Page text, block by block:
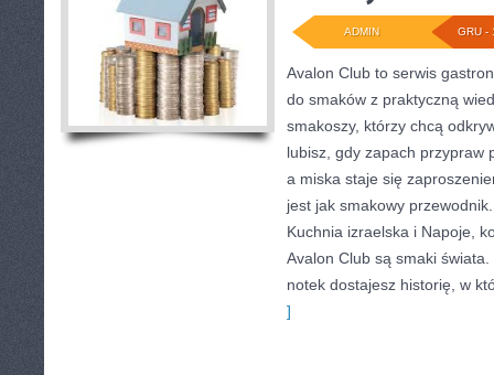
GRU -
ADMIN
Avalon Club to serwis
do smaków z praktyczną
smakoszy, którzy chcą
lubisz, gdy zapach przypraw
a miska staje się
jest jak smakowy
Kuchnia izraelska i Napoje,
Avalon Club są smaki
notek dostajesz historię, w
]